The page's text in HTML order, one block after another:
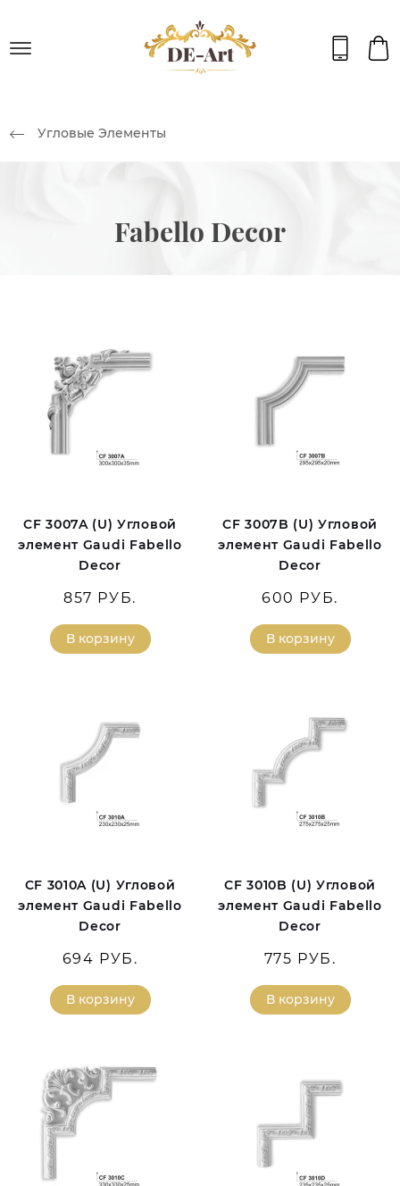
Угловые Элементы
Fabello Decor
CF 3007A (U) Угловой
элемент Gaudi Fabello
Decor
857 РУБ.
В корзину
CF 3007B (U) Угловой
элемент Gaudi Fabello
Decor
600 РУБ.
В корзину
CF 3010A (U) Угловой
элемент Gaudi Fabello
Decor
694 РУБ.
В корзину
CF 3010B (U) Угловой
элемент Gaudi Fabello
Decor
775 РУБ.
В корзину